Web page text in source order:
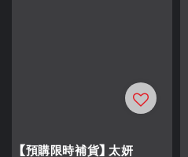
【預購限時補貨】 太妍